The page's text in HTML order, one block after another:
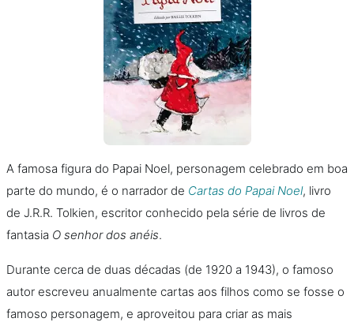
A famosa figura do Papai Noel, personagem celebrado em boa
parte do mundo, é o narrador de Cartas do Papai Noel, livro
de J.R.R. Tolkien, escritor conhecido pela série de livros de
fantasia O senhor dos anéis.
Durante cerca de duas décadas (de 1920 a 1943), o famoso
autor escreveu anualmente cartas aos filhos como se fosse o
famoso personagem, e aproveitou para criar as mais